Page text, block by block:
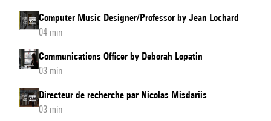
Computer Music Designer/Professor by Jean Lochard
04 min
Communications Officer by Deborah Lopatin
03 min
Directeur de recherche par Nicolas Misdariis
03 min